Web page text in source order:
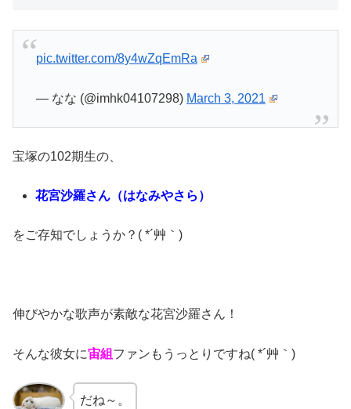
pic.twitter.com/8y4wZqEmRa
— なな (@imhk04107298) March 3, 2021
宝塚の102期生の、
花宮沙羅さん（はなみやさら）
をご存知でしょうか？( *´艸｀)
伸びやかな歌声が素敵な花宮沙羅さん！
そんな彼女に宙組 ファンもうっとりですね( *´艸｀)
だね～。